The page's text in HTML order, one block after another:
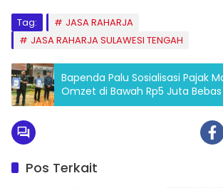
Tag:
JASA RAHARJA
JASA RAHARJA SULAWESI TENGAH
Bapenda Palu Sosialisasi Pajak
Omzet di Bawah Rp5 Juta Bebas
Pos Terkait